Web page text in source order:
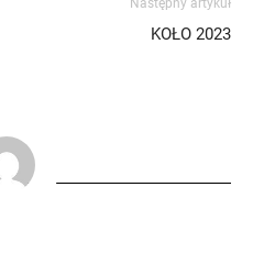
Następny artykuł
KOŁO 2023